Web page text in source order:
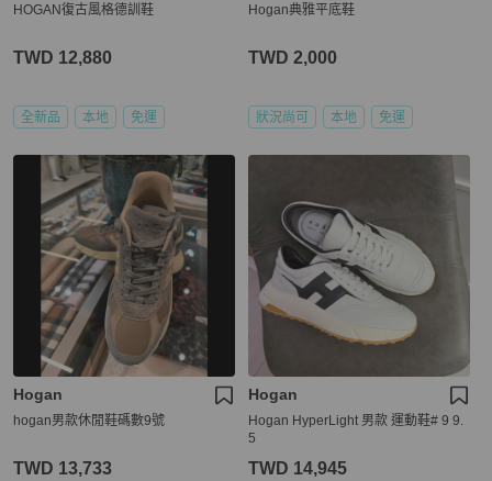
HOGAN復古風格德訓鞋
TWD 12,880
全新品 本地 免運
Hogan典雅平底鞋
TWD 2,000
狀況尚可 本地 免運
Hogan
hogan男款休閒鞋碼數9號
TWD 13,733
Hogan
Hogan HyperLight 男款 運動鞋# 9 9.
5
TWD 14,945